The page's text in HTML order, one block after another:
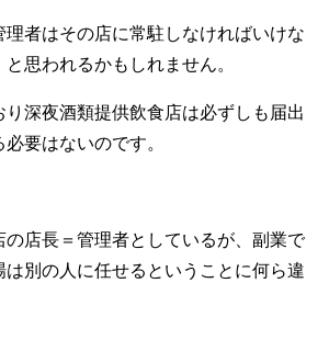
理者はその店に常駐しなければいけな
思われるかもしれません。
り深夜酒類提供飲食店は必ずしも届出
要はないのです。
の店長＝管理者としているが、副業で
別の人に任せるということに何ら違